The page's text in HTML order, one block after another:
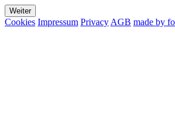
Cookies Impressum Privacy AGB made by